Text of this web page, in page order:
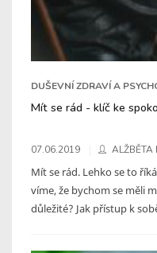
DUŠEVNÍ ZDRAVÍ A
Mít se rád - klíč ke
07.06.2019
Mít se rád. Lehko se to
víme, že bychom se měli
důležité? Jak přístup k